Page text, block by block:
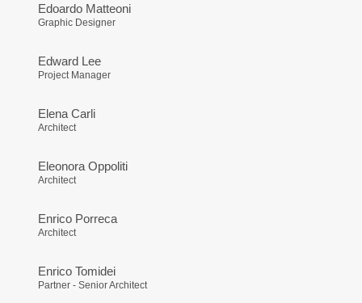
Edoardo Matteoni
Graphic Designer
Edward Lee
Project Manager
Elena Carli
Architect
Eleonora Oppoliti
Architect
Enrico Porreca
Architect
Enrico Tomidei
Partner - Senior Architect